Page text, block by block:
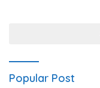
Popular Post